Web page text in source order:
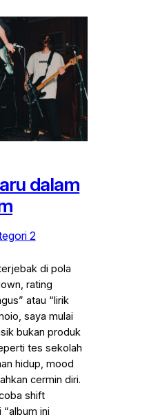
dalam
2
di pola
rating
atau “lirik
saya mulai
bukan produk
tes sekolah
hidup, mood
cermin diri.
shift
ini